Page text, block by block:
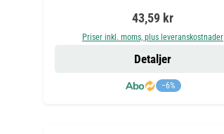
Ordinarie pris:
43,59 kr
Priser inkl. moms, plus leveranskostnader
−6%
Detaljer